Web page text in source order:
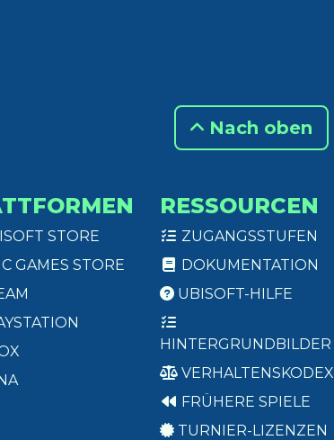
Nach oben
STORE
GAMES STORE
RESSOURCEN
ZUGANGSSTUFEN
DOKUMENTATION
UBISOFT-HILFE
HINTERGRUNDBILDER
VERHALTENSKODEX
FRÜHERE SPIELE
TURNIER-LIZENZEN